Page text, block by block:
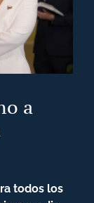
a
todos los